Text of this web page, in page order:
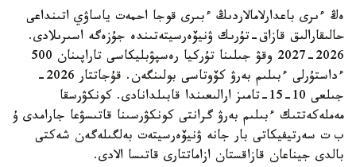
ەڭ ءىرى باعدارلامالاردىڭ ءبىرى قوجا احمەت ياساۋي اتىنداعى
حالىقارالىق قازاق-تۇرىك ۋنيۆەرسيتەتىندە جۇزەگە اسىرىلادى.
2026-2027 وقۋ جىلىنا تۇركيا رەسپۋبليكاسى تاراپىنان 500
ءداستۇرلى ءبىلىم بەرۋ كۆوتاسى بولىنگەن. قۇجاتتار 2026-
جىلعى 10-15-تامىز ارالىعىندا قابىلدانادى. كونكۋرسقا
مەملەكەتتىك ءبىلىم بەرۋ گرانتى كونكۋرسىنا قاتىسۋعا جارامدى ۇ
ب ت سەرتيفيكاتى بار جانە ۋنيۆەرسيتەت بەلگىلەگەن شەكتى
بالدى جيناعان قازاقستان ازاماتتارى قاتىسا الادى.